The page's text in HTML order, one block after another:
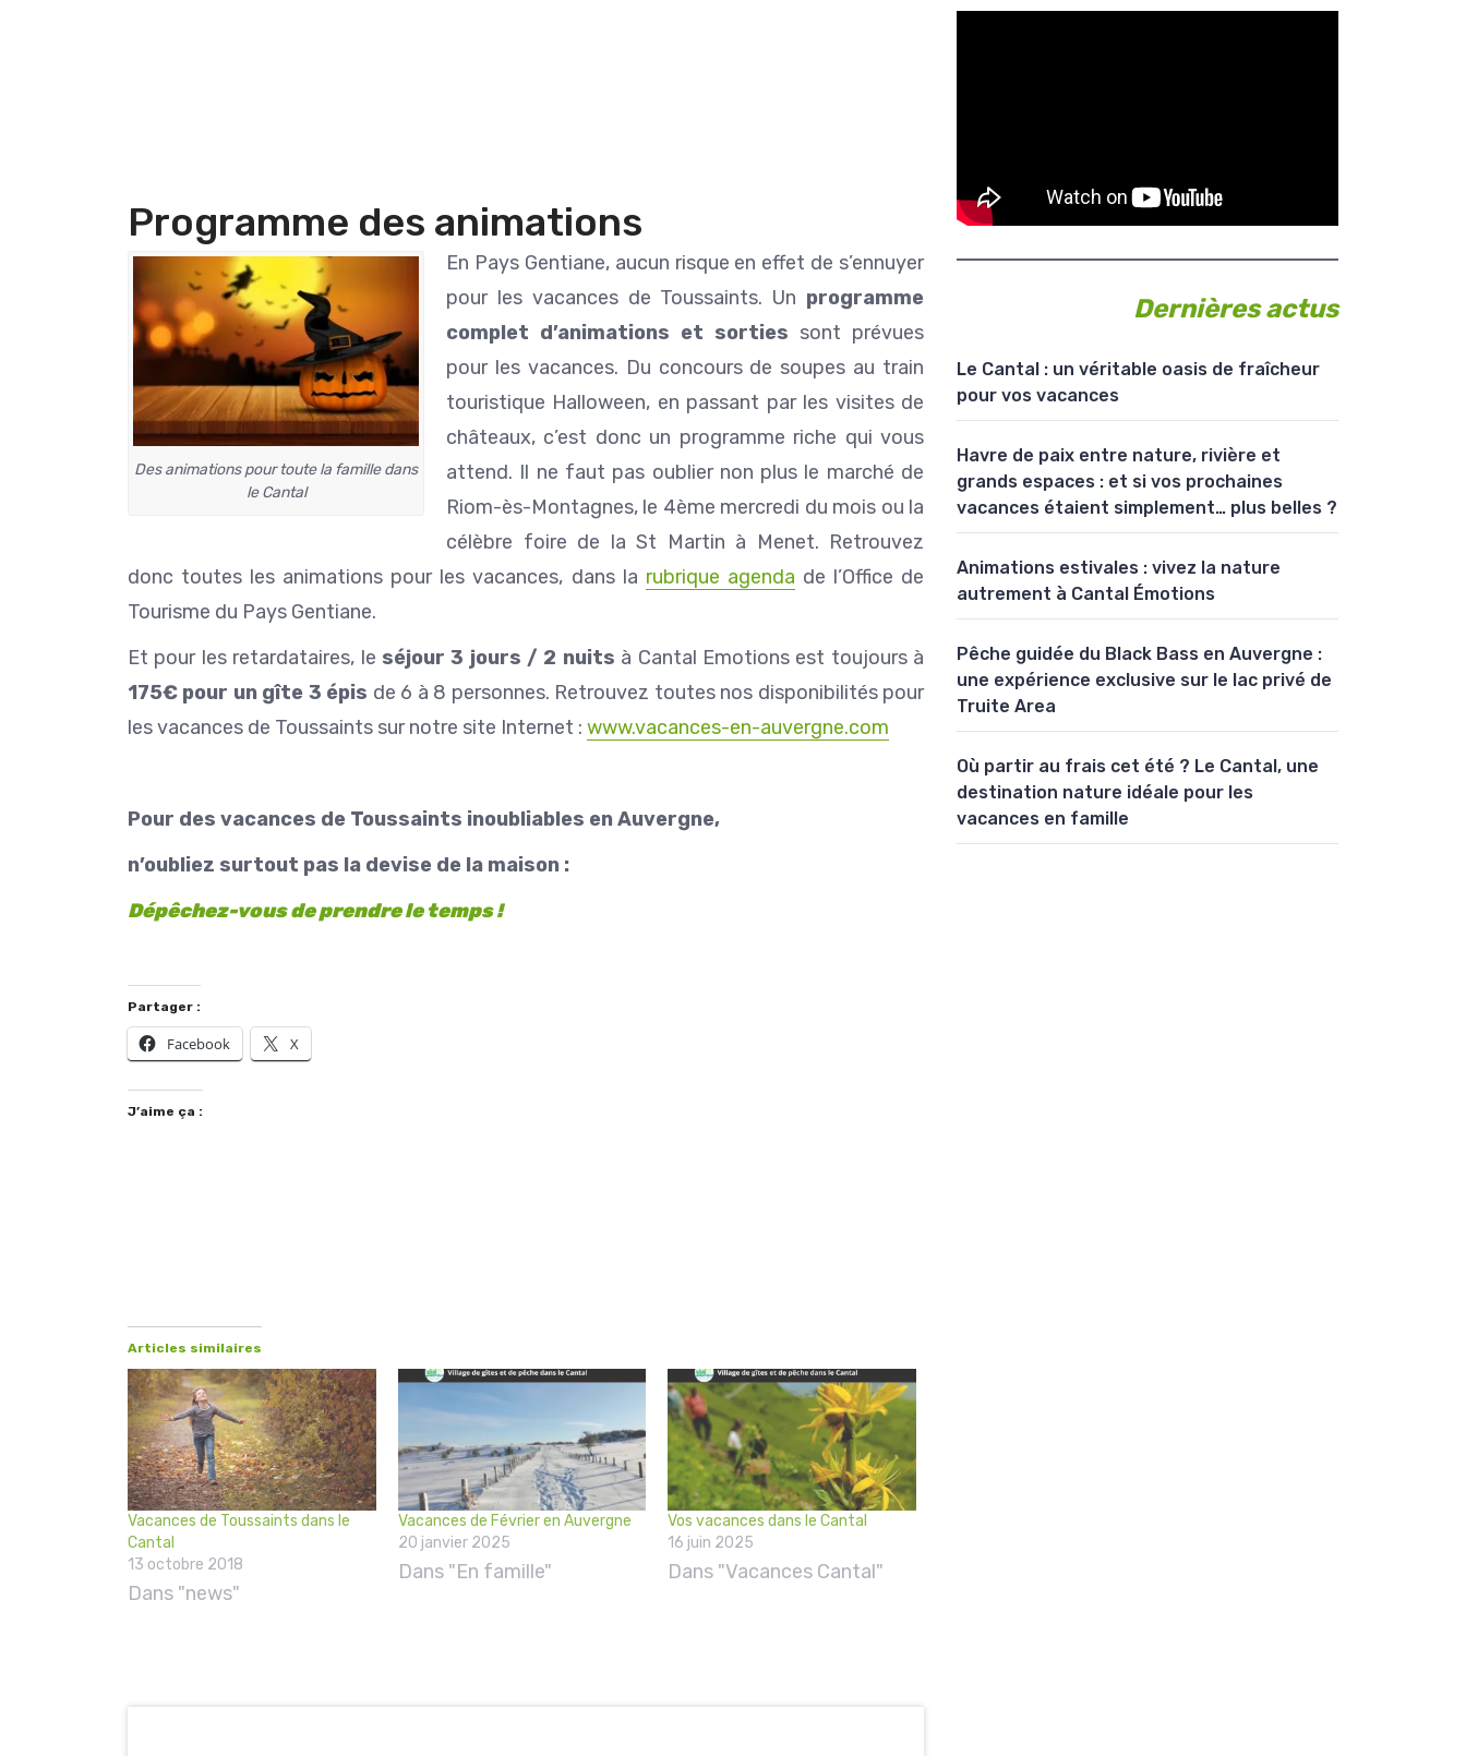
Programme des animations
Des animations pour toute la famille dans
le Cantal
En Pays Gentiane, aucun risque en effet de s’ennuyer
pour les vacances de Toussaints. Un programme
complet d’animations et sorties sont prévues
pour les vacances. Du concours de soupes au train
touristique Halloween, en passant par les visites de
châteaux, c’est donc un programme riche qui vous
attend. Il ne faut pas oublier non plus le marché de
Riom-ès-Montagnes, le 4ème mercredi du mois ou la
célèbre foire de la St Martin à Menet. Retrouvez
donc toutes les animations pour les vacances, dans la rubrique agenda de l’Office de
Tourisme du Pays Gentiane.
Et pour les retardataires, le séjour 3 jours / 2 nuits à Cantal Emotions est toujours à
175€ pour un gîte 3 épis de 6 à 8 personnes. Retrouvez toutes nos disponibilités pour
les vacances de Toussaints sur notre site Internet : www.vacances-en-auvergne.com
Pour des vacances de Toussaints inoubliables en Auvergne,
n’oubliez surtout pas la devise de la maison :
Dépêchez-vous de prendre le temps !
Partager :
Facebook X
J’aime ça :
Articles similaires
Vacances de Toussaints dans le
Cantal
13 octobre 2018
Dans "news"
Vacances de Février en Auvergne
20 janvier 2025
Dans "En famille"
Vos vacances dans le Cantal
16 juin 2025
Dans "Vacances Cantal"
Dernières actus
Le Cantal : un véritable oasis de fraîcheur
pour vos vacances
Havre de paix entre nature, rivière et
grands espaces : et si vos prochaines
vacances étaient simplement… plus belles ?
Animations estivales : vivez la nature
autrement à Cantal Émotions
Pêche guidée du Black Bass en Auvergne :
une expérience exclusive sur le lac privé de
Truite Area
Où partir au frais cet été ? Le Cantal, une
destination nature idéale pour les
vacances en famille